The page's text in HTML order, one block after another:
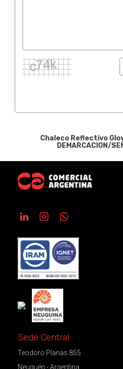
Chaleco Reflectivo
DEMARCACION/
Sede Central
Teodoro Planas 855
Neuquén - Argentina